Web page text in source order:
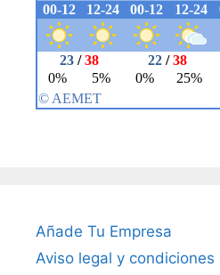
Añade Tu Empresa
Aviso legal y condiciones